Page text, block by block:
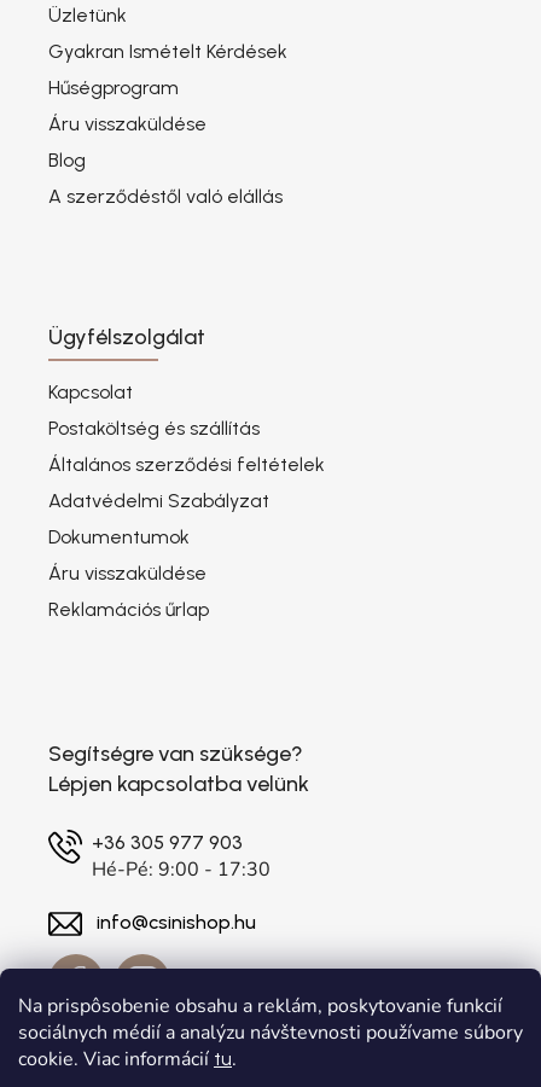
Na prispôsobenie obsahu a reklám, poskytovanie funkcií
sociálnych médií a analýzu návštevnosti používame súbory
cookie. Viac informácií tu.
Üzletünk
Gyakran Ismételt Kérdések
Hűségprogram
Áru visszaküldése
Blog
A szerződéstől való elállás
Ügyfélszolgálat
Kapcsolat
Postaköltség és szállítás
Általános szerződési feltételek
Adatvédelmi Szabályzat
Dokumentumok
Áru visszaküldése
Reklamációs űrlap
Segítségre van szüksége?
Lépjen kapcsolatba velünk
+36 305 977 903
Hé-Pé: 9:00 - 17:30
info@csinishop.hu